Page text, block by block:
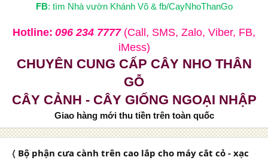
FB: tìm Nhà vườn Khánh Võ & fb/CayNhoThanGo
Hotline: 096 234 7777(Call, SMS, Zalo, Viber, FB,
iMess)
CHUYÊN CUNG CẤP CÂY NHO THÂN
GỖ
CÂY CẢNH - CÂY GIỐNG NGOẠI NHẬP
Giao hàng mới thu tiền trên toàn quốc
〈 Bộ phận cưa cành trên cao lắp cho máy cắt cỏ - xạc